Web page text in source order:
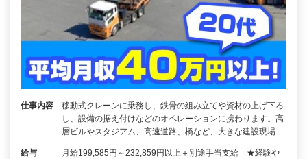
仕事内容
移動式クレーンに乗務し、鉄骨の組み立てや資材の上げ下ろ
し、設備の据え付けなどのオペレーションに携わります。高
層ビルやスタジアム、高速道路、橋など、大きな建設現場…
給与
月給199,585円～232,859円以上＋別途手当支給 ★経験や